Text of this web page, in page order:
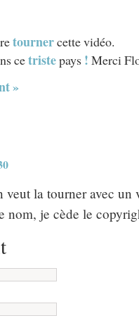
tournercette vidéo.
cetristepays ! Merci
»
la tourner avec un
nom, je cède le